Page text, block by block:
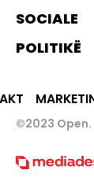
SOCIALE
POLITIKË
©2023